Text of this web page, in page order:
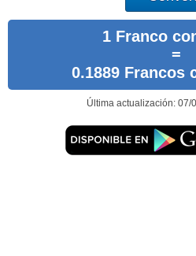
1 Franco
=
0.1889 Francos
Última actualización: 07/